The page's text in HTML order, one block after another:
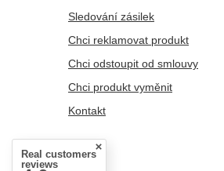
Sledování zásilek
Chci reklamovat produkt
Chci odstoupit od smlouvy
Chci produkt vyměnit
Kontakt
Real customers
reviews